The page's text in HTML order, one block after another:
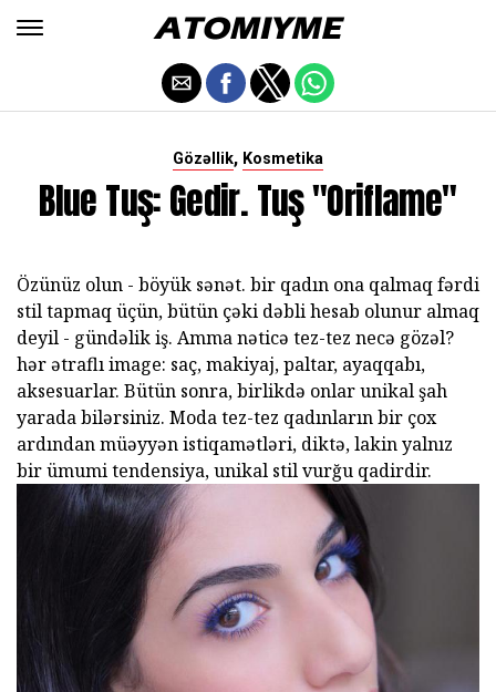
Gözəllik, Kosmetika
Blue Tuş: Gedir. Tuş "Oriflame"
Özünüz olun - böyük sənət. bir qadın ona qalmaq fərdi
stil tapmaq üçün, bütün çəki dəbli hesab olunur almaq
deyil - gündəlik iş. Amma nəticə tez-tez necə gözəl?
hər ətraflı image: saç, makiyaj, paltar, ayaqqabı,
aksesuarlar. Bütün sonra, birlikdə onlar unikal şah
yarada bilərsiniz. Moda tez-tez qadınların bir çox
ardından müəyyən istiqamətləri, diktə, lakin yalnız
bir ümumi tendensiya, unikal stil vurğu qadirdir.